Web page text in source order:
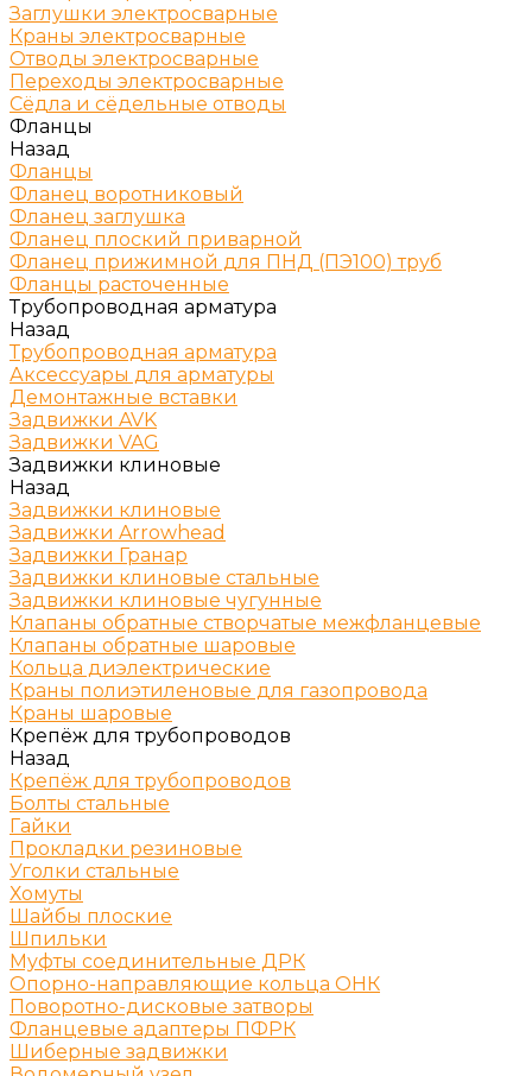
Заглушки электросварные
Краны электросварные
Отводы электросварные
Переходы электросварные
Сёдла и сёдельные отводы
Фланцы
Назад
Фланцы
Фланец воротниковый
Фланец заглушка
Фланец плоский приварной
Фланец прижимной для ПНД (ПЭ100) труб
Фланцы расточенные
Трубопроводная арматура
Назад
Трубопроводная арматура
Аксессуары для арматуры
Демонтажные вставки
Задвижки AVK
Задвижки VAG
Задвижки клиновые
Назад
Задвижки клиновые
Задвижки Arrowhead
Задвижки Гранар
Задвижки клиновые стальные
Задвижки клиновые чугунные
Клапаны обратные створчатые межфланцевые
Клапаны обратные шаровые
Кольца диэлектрические
Краны полиэтиленовые для газопровода
Краны шаровые
Крепёж для трубопроводов
Назад
Крепёж для трубопроводов
Болты стальные
Гайки
Прокладки резиновые
Уголки стальные
Хомуты
Шайбы плоские
Шпильки
Муфты соединительные ДРК
Опорно-направляющие кольца ОНК
Поворотно-дисковые затворы
Фланцевые адаптеры ПФРК
Шиберные задвижки